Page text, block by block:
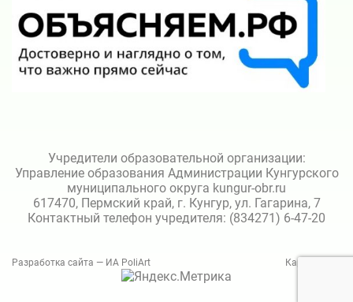
Учредители образовательной организации:
Управление образования Администрации Кунгурского
муниципального округа kungur-obr.ru
617470, Пермский край, г. Кунгур, ул. Гагарина, 7
Контактный телефон учредителя: (834271) 6-47-20
Разработка сайта — ИА PoliArt Карта сайта